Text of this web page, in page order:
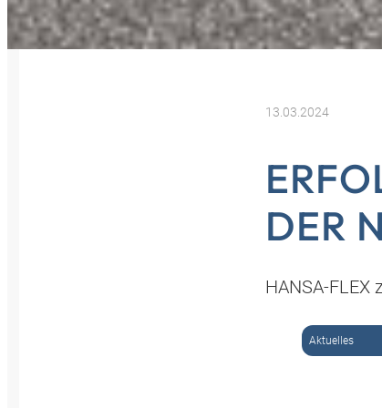
13.03.2024
DER
HANSA-FLEX
Aktuelles